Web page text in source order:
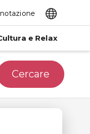
e Relax
Cercare